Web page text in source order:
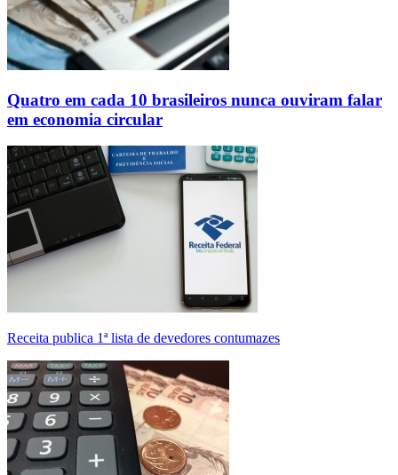
Quatro em cada 10 brasileiros nunca ouviram falar
em economia circular
Receita publica 1ª lista de devedores contumazes